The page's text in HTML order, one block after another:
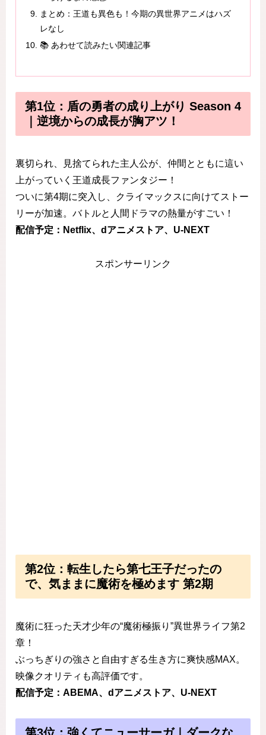
まとめ：王道も異色も！今期の異世界アニメはハズ
レなし
📚 あわせて読みたい関連記事
第1位：盾の勇者の成り上がり Season 4
｜逆境からの成長が胸アツ！
裏切られ、見捨てられた主人公が、仲間とともに這い
上がっていく王道成長ファンタジー！
ついに第4期に突入し、クライマックスに向けてストー
リーが加速。バトルと人間ドラマの熱量がすごい！
配信予定：Netflix、dアニメストア、U-NEXT
スポンサーリンク
第2位：転生したら第七王子だったの
で、気ままに魔術を極めます 第2期
魔術に狂った天才少年の“魔術極振り”異世界ライフ第2
章！
ぶっちぎりの強さと自由すぎる生き方に爽快感MAX。
映像クオリティも高評価です。
配信予定：ABEMA、dアニメストア、U-NEXT
第3位：強くてニューサーガ｜ダークな